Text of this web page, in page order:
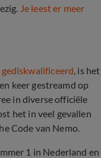
Je leest er meer
, is het
keer gestreamd op
in diverse officiële
het in veel gevallen
Code van Nemo.
1 in Nederland en